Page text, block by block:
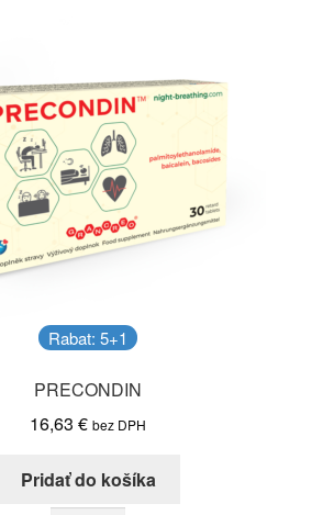
Rabat: 5+1
PRECONDIN
16,63 € bez DPH
Pridať do košíka